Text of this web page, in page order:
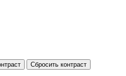
Сбросить контраст